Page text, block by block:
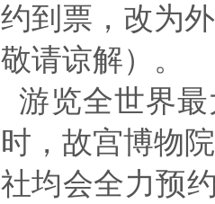
约到票，改为
敬请谅解）。
游览全世界
时，故宫博物
社均会全力预